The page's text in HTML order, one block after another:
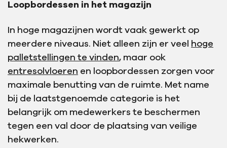
Loopbordessen in het magazijn
In hoge magazijnen wordt vaak gewerkt op
meerdere niveaus. Niet alleen zijn er veel
hoge
palletstellingen te vinden, maar ook
entresolvloeren en loopbordessen zorgen voor
maximale benutting van de ruimte. Met name
bij de laatstgenoemde categorie is het
belangrijk om medewerkers te beschermen
tegen een val door de plaatsing van veilige
hekwerken.